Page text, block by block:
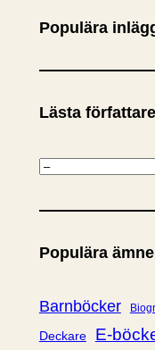
Populära
Lästa författare
K
t
g
r
i
Populära
Barnböcker
Deckare E-